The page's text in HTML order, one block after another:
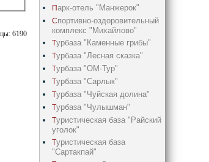
6190
Парк-отель "Манжерок"
Спортивно-оздоровительный
комплекс "Михайлово"
Турбаза "Каменные грибы"
Турбаза "Лесная сказка"
Турбаза "ОМ-Тур"
Турбаза "Сарлык"
Турбаза "Чуйская долина"
Турбаза "Чулышман"
Туристическая база "Райский
уголок"
Туристическая база
"Сартакпай"